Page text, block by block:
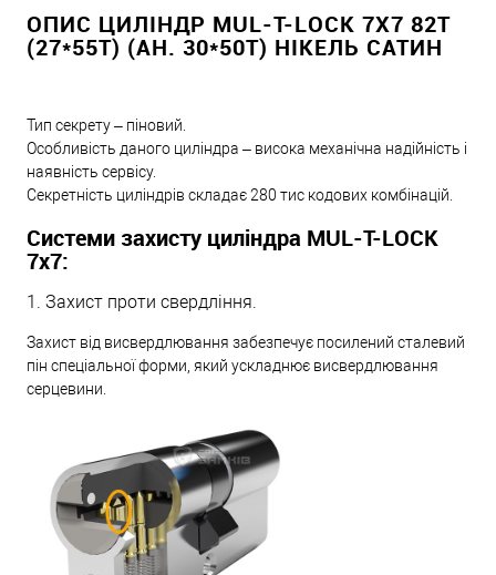
ОПИС ЦИЛІНДР MUL-T-LOCK 7X7 82T
(27*55T) (АН. 30*50T) НІКЕЛЬ САТИН
Тип секрету – піновий.
Особливість даного циліндра – висока механічна надійність і
наявність сервісу.
Секретність циліндрів складає 280 тис кодових комбінацій.
Системи захисту циліндра MUL-T-LOCK
7х7:
1. Захист проти свердління.
Захист від висвердлювання забезпечує посилений сталевий
пін спеціальної форми, який ускладнює висвердлювання
серцевини.